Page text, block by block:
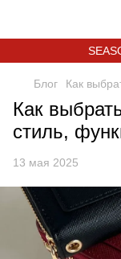
Блог Как
Как
стиль,
13 мая 2025